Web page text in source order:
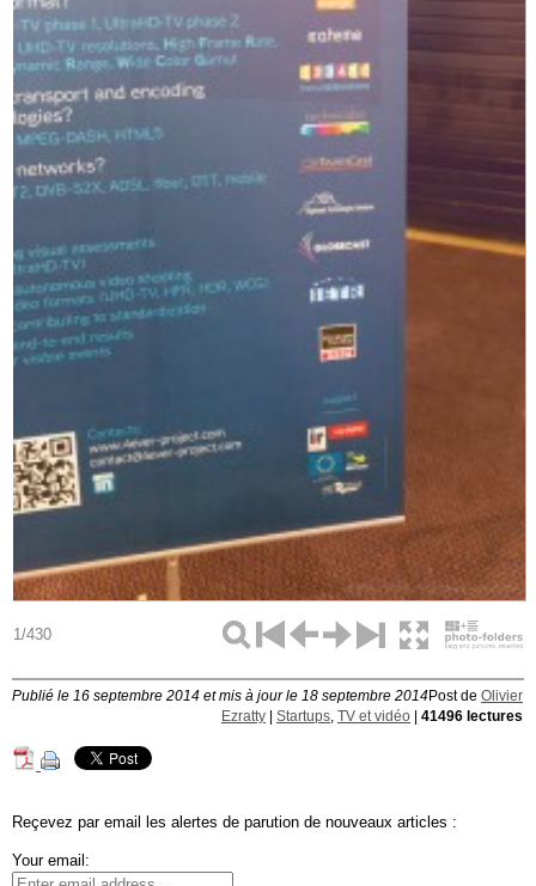
1/430
Publié le 16 septembre 2014 et mis à jour le 18 septembre 2014Post de Olivier
Ezratty
Startups TV et vidéo 41496 lectures
Reçevez par email les alertes de parution de nouveaux articles :
Your email: